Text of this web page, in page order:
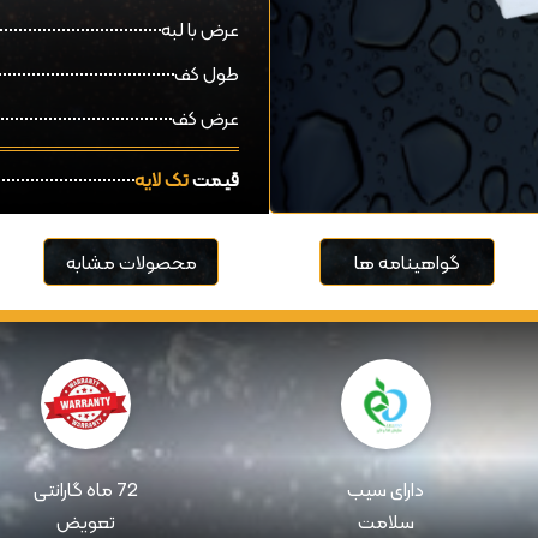
عرض با لبه
طول کف
عرض کف
قیمتتک لایه
گواهینامه ها محصولات مشابه
دارای سیب
سلامت
72 ماه گارانتی
تعویض